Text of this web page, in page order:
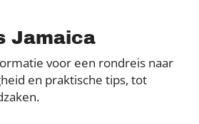
Jamaica
voor een rondreis naar
en praktische tips, tot